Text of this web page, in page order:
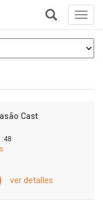
+
Cast
ver detalles